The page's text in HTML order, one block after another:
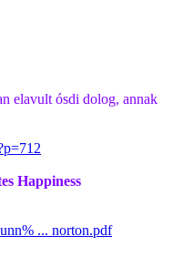
elavult ósdi dolog, annak
Happiness
... norton.pdf